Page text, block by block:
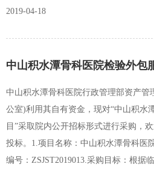
入失信被执行人、重大税收违法案件当
消、财产被接管冻结破产状态。4、必
人参加招标。六、其他1、有兴趣的单
和查阅文件。2、可从2019年4月18日起
11：00, 13：30—16：00（工作日，北
口院区资产管理处登记索取招标文件
口东街31号，北京积水潭医院中楼地
2019-04-18
中山积水潭骨科医院检验外包
中山积水潭骨科医院行政管理部资产管
公室)利用其自有资金，现对“中山积水
目”采取院内公开招标形式进行采购，
投标。1.项目名称：中山积水潭骨科医
编号：ZSJST2019013.采购目标：根据